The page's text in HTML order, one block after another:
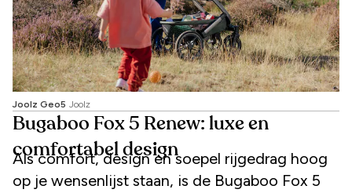
Joolz Geo5 Joolz
Bugaboo Fox 5 Renew: luxe en
comfortabel design
Als comfort, design en soepel rijgedrag hoog
op je wensenlijst staan, is de Bugaboo Fox 5